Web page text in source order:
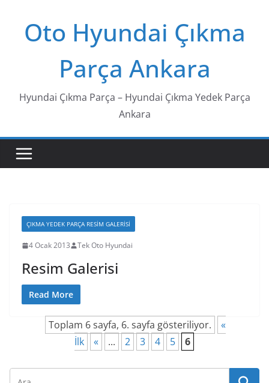
contentOto Hyundai Çıkma
Parça Ankara
Hyundai Çıkma Parça – Hyundai Çıkma Yedek Parça
Ankara
ÇIKMA YEDEK PARÇA RESIM GALERISI
4 Ocak 2013 Tek Oto Hyundai
Resim Galerisi
Read More
Toplam 6 sayfa, 6. sayfa gösteriliyor.
«
İlk
« ... 2 3 4 5 6